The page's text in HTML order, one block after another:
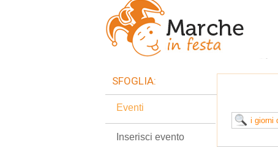
SFOGLIA:
Eventi
Inserisci evento